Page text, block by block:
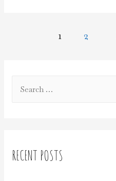
1 2
h
RECENT POSTS